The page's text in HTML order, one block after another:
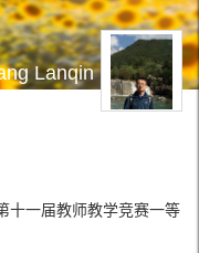
Lanqin
十一届教师教学竞赛一等